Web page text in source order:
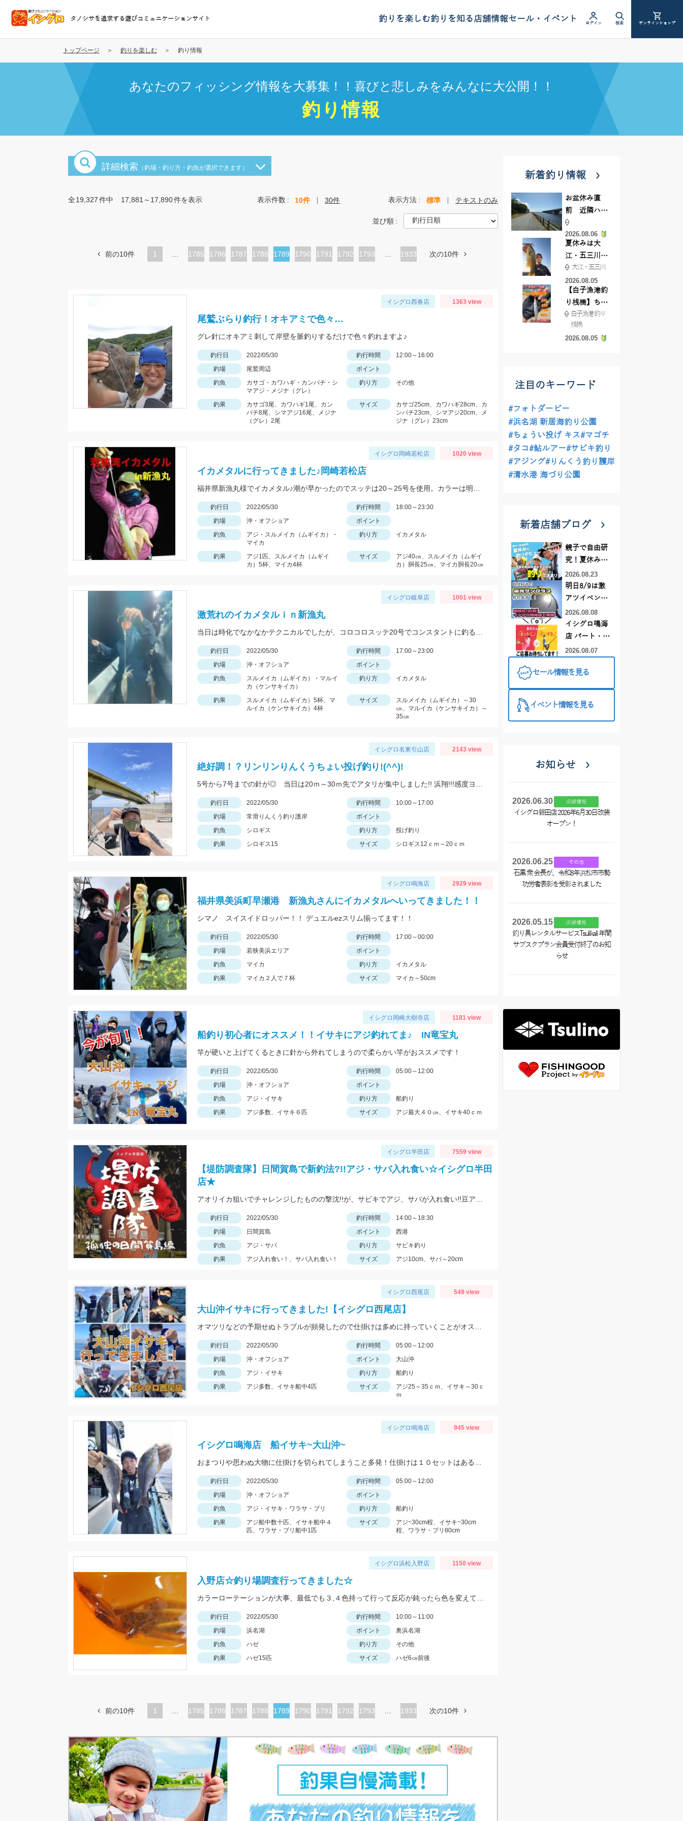
コ
テ
タノシサを追求する遊びコミュニケーションサイト 釣りを楽しむ釣りを知る店舗情報セール・イベント ログイン 検索 オンラインショップ
トップページ 釣りを楽しむ 釣り情報
あなたのフィッシング情報を大募集！！喜びと悲しみをみんなに大公開！！
釣り情報
詳細検索 （釣場・釣り方・釣魚が選択できます）
全19,327件中 17,881～17,890件を表示 表示件数 10件 30件 表示方法 標準 テキストのみ
並び順
前の10件 1
ペ
1785
ペ
1786
ペ
1787
ペ
1788
カ
ペ
1789
ペ
1790
ペ
1791
ペ
1792
ペ
1793 1933 次の10件
イシグロ西春店 1363 view
尾鷲ぶらり釣行！オキアミで色々…
グレ針にオキアミ刺して岸壁を脈釣りするだけで色々釣れますよ♪
釣行日 2022/05/30 釣行時間
12:00～16:00
釣場
尾鷲周辺
ポイント
釣魚
カサゴ・カワハギ・カンパチ・シ
マアジ・メジナ（グレ）
釣り方 その他
釣果
カサゴ3尾、カワハギ1尾、カン
パチ8尾、シマアジ16尾、メジナ
（グレ）2尾
サイズ
カサゴ25cm、カワハギ28cm、カ
ンパチ23cm、シマアジ20cm、メ
ジナ（グレ）23cm
イシグロ岡崎若松店 1020 view
イカメタルに行ってきました♪岡崎若松店
釣行日 2022/05/30 釣行時間
18:00～23:30
釣場
沖・オフショア
ポイント
釣魚
アジ・スルメイカ（ムギイカ）・
マイカ
釣り方 イカメタル
釣果
アジ1匹、スルメイカ（ムギイ
カ）5杯、マイカ4杯
サイズ
アジ40㎝、スルメイカ（ムギイ
カ）胴長25㎝、マイカ胴長20㎝
イシグロ岐阜店 1001 view
激荒れのイカメタルｉｎ新漁丸
釣行日 2022/05/30 釣行時間
17:00～23:00
釣場
沖・オフショア
ポイント
釣魚
スルメイカ（ムギイカ）・マルイ
カ（ケンサキイカ）
釣り方 イカメタル
釣果
スルメイカ（ムギイカ）5杯、マ
ルイカ（ケンサキイカ）4杯
サイズ
スルメイカ（ムギイカ）～30
㎝、マルイカ（ケンサキイカ）～
35㎝
イシグロ名東引山店 2143 view
絶好調！？リンリンりんくうちょい投げ釣り!(^^)!
釣行日 2022/05/30 釣行時間
10:00～17:00
釣場
常滑りんくう釣り護岸
ポイント
釣魚
シロギス 釣り方
投げ釣り
釣果
シロギス15 サイズ シロギス12ｃｍ～20ｃｍ
イシグロ鳴海店 2929 view
福井県美浜町早瀬港 新漁丸さんにイカメタルへいってきました！！
シマノ スイスイドロッパー！！ デュエルezスリム揃ってます！！
釣行日 2022/05/30 釣行時間
17:00～00:00
釣場
若狭美浜エリア
ポイント
釣魚
マイカ 釣り方
イカメタル
釣果
マイカ２人で７杯 サイズ マイカ～50cm
イシグロ岡崎大樹寺店 1181 view
船釣り初心者にオススメ！！イサキにアジ釣れてま♪ IN竜宝丸
竿が硬いと上げてくるときに針から外れてしまうので柔らかい竿がおススメです！
釣行日 2022/05/30 釣行時間
05:00～12:00
釣場
沖・オフショア
ポイント
釣魚
アジ・イサキ 釣り方
船釣り
釣果
アジ多数、イサキ６匹 サイズ アジ最大４０㎝、イサキ40ｃｍ
イシグロ半田店 7559 view
【堤防調査隊】日間賀島で新釣法?!!アジ・サバ入れ食い☆イシグロ半田
店★
釣行日 2022/05/30 釣行時間
14:00～18:30
釣場
日間賀島 ポイント
西港
釣魚
アジ・サバ 釣り方
サビキ釣り
釣果
アジ入れ食い！、サバ入れ食い！ サイズ アジ10cm、サバ～20cm
イシグロ西尾店 549 view
大山沖イサキに行ってきました!【イシグロ西尾店】
釣行日 2022/05/30 釣行時間
05:00～12:00
釣場
沖・オフショア ポイント
大山沖
釣魚
アジ・イサキ 釣り方
船釣り
釣果
アジ多数、イサキ船中4匹 サイズ
アジ25～35ｃｍ、イサキ～30ｃ
ｍ
イシグロ鳴海店 945 view
イシグロ鳴海店 船イサキ~大山沖~
釣行日 2022/05/30 釣行時間
05:00～12:00
釣場
沖・オフショア
ポイント
釣魚
アジ・イサキ・ワラサ・ブリ 釣り方
船釣り
釣果
アジ船中数十匹、イサキ船中４
匹、ワラサ・ブリ船中1匹
サイズ
アジ~30cm程、イサキ~30cm
程、ワラサ・ブリ80cm
イシグロ浜松入野店 1150 view
入野店☆釣り場調査行ってきました☆
釣行日 2022/05/30 釣行時間
10:00～11:00
釣場
浜名湖 ポイント
奥浜名湖
釣魚
ハゼ 釣り方
その他
釣果
ハゼ15匹 サイズ ハゼ6㎝前後
前の10件 1
ペ
1785
ペ
ジ
1786
ペ
1787
ペ
1788
カ
ト
ジ
1789
ペ
1790
ペ
1791
ペ
1792
ペ
1793 1933 次の10件
新着釣り情報
お盆休み直
前 近隣ハゼ
釣り場調査し
てきました
2026.08.06
夏休みは大
江・五三川で
バスフィッシ
ング♪
大江・五三川
2026.08.05
【白子漁港釣
り桟橋】ちょ
い投げ釣りが
絶好調!キスや
ハゼが簡単に
白子漁港 釣り
桟橋
2026.08.05
注目のキーワード
#フォトダービー
#浜名湖 新居海釣り公園
#ちょうい投げ キス#マゴチ
#タコ#鮎ルアー#サビキ釣り
#アジング#りんくう釣り護岸
#清水港 海づり公園
新着店舗ブログ
親子で自由研
究！夏休みに
釣りデビュー
2026.08.23
明日8/9は激
アツイベント
日！！！～オ
ーダー偏光グ
ラス受注会～
2026.08.08
イシグロ鳴海
店 パート・ア
ルバイトスタ
募集中！
2026.08.07
セール情報を見る
イベント情報を見る
お知らせ
2026.06.30 店舗情報
イシグロ磐田店 2026年6月30日改装
オープン！
2026.06.25 その他
石黒 衆 会長が、令和8年浜松市市勢
功労者表彰を受彰されました
2026.05.15 店舗情報
釣り具レンタルサービスTsulikali 年間
サブスクプラン会員受付終了のお知
らせ